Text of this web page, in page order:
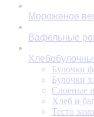
Мороженое
Вафельные
Булочки
Булочки
Слоеные
Хлеб и
Тесто